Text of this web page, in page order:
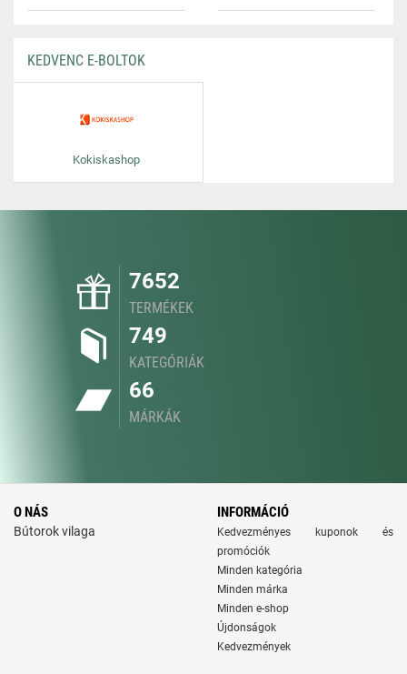
KEDVENC E-BOLTOK
Kokiskashop
7652
TERMÉKEK
749
KATEGÓRIÁK
66
MÁRKÁK
O NÁS
Bútorok vilaga
INFORMÁCIÓ
Kedvezményes kuponok és
promóciók
Minden kategória
Minden márka
Minden e-shop
Újdonságok
Kedvezmények